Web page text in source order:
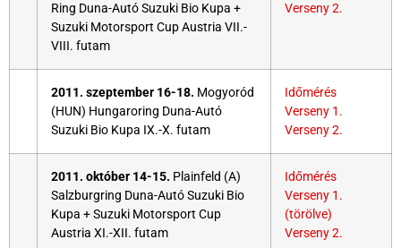
Ring Duna-Autó Suzuki Bio Kupa +
Suzuki Motorsport Cup Austria VII.-
VIII. futam
Verseny 2.
2011. szeptember 16-18. Mogyoród
(HUN) Hungaroring Duna-Autó
Suzuki Bio Kupa IX.-X. futam
Időmérés
Verseny 1.
Verseny 2.
2011. október 14-15. Plainfeld (A)
Salzburgring Duna-Autó Suzuki Bio
Kupa + Suzuki Motorsport Cup
Austria XI.-XII. futam
Időmérés
Verseny 1.
(törölve)
Verseny 2.